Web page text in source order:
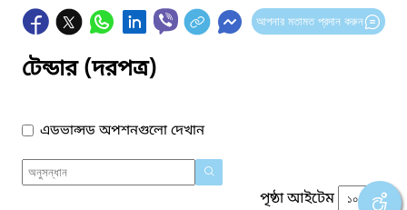
আপনার মতামত প্রদান করুন
টেন্ডার (দরপত্র)
এডভান্সড অপশনগুলো দেখান
পৃষ্ঠা আইটেম